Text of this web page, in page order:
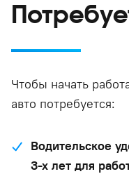
Чтобы начать
авто потребуется:
Водительское
3-х лет для